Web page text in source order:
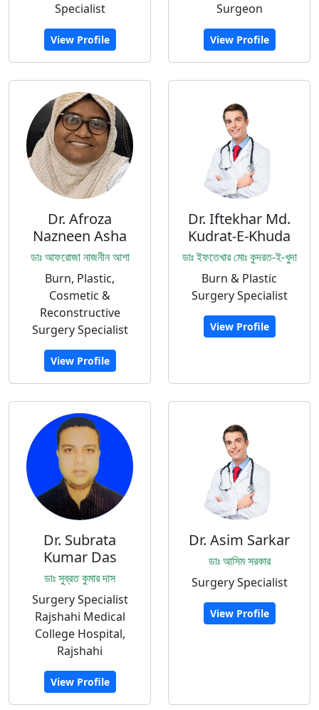
Specialist
View Profile
Surgeon
View Profile
Dr. Afroza
Nazneen Asha
ডাঃ আফরোজা নাজনীন আশা
Burn, Plastic,
Cosmetic &
Reconstructive
Surgery Specialist
View Profile
Dr. Iftekhar Md.
Kudrat-E-Khuda
ডাঃ ইফতেখার মোঃ কুদরত-ই-খুদা
Burn & Plastic
Surgery Specialist
View Profile
Dr. Subrata
Kumar Das
ডাঃ সুব্রত কুমার দাস
Surgery Specialist
Rajshahi Medical
College Hospital,
Rajshahi
View Profile
Dr. Asim Sarkar
ডাঃ আসিম সরকার
Surgery Specialist
View Profile